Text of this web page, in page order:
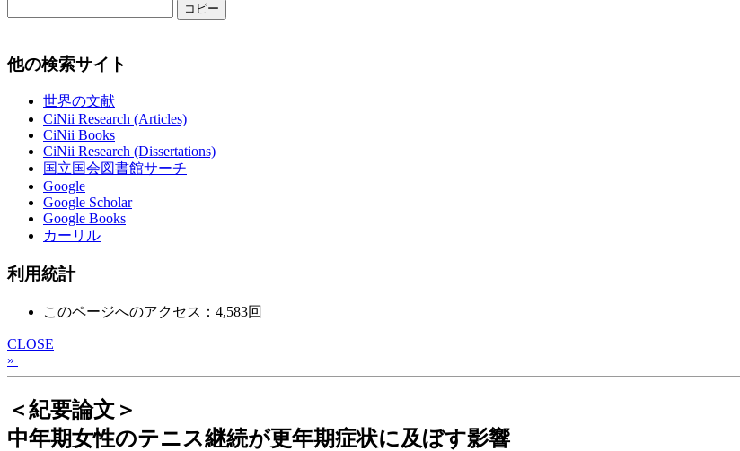
コピー
他の検索サイト
世界の文献
CiNii Research (Articles)
CiNii Books
CiNii Research (Dissertations)
国立国会図書館サーチ
Google
Google Scholar
Google Books
カーリル
利用統計
このページへのアクセス：4,583回
CLOSE
»
＜紀要論文＞
中年期女性のテニス継続が更年期症状に及ぼす影響